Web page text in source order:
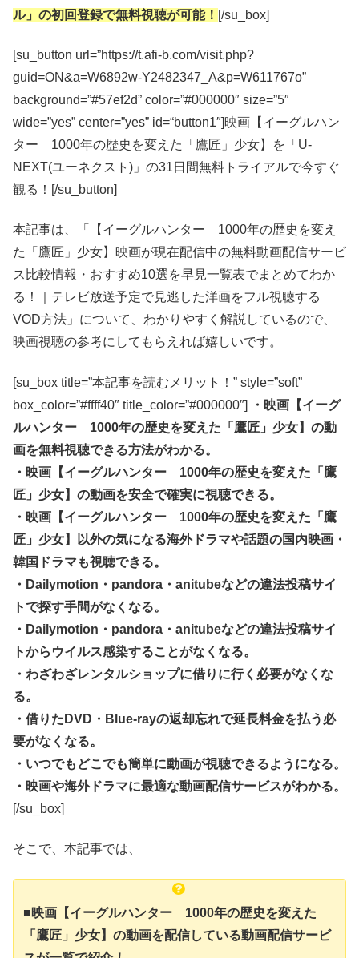
ル」の初回登録で無料視聴が可能！ [/su_box]
[su_button url=”https://t.afi-b.com/visit.php?
guid=ON&a=W6892w-Y2482347_A&p=W611767o”
background=”#57ef2d” color=”#000000″ size=”5″
wide=”yes” center=”yes” id=“button1″]映画【イーグルハン
ター 1000年の歴史を変えた「鷹匠」少女】を「U-
NEXT(ユーネクスト)」の31日間無料トライアルで今すぐ
観る！[/su_button]
本記事は、「【イーグルハンター 1000年の歴史を変え
た「鷹匠」少女】映画が現在配信中の無料動画配信サービ
ス比較情報・おすすめ10選を早見一覧表でまとめてわか
る！｜テレビ放送予定で見逃した洋画をフル視聴する
VOD方法」について、わかりやすく解説しているので、
映画視聴の参考にしてもらえれば嬉しいです。
[su_box title=”本記事を読むメリット！” style=”soft”
box_color=”#ffff40″ title_color=”#000000″]
・映画【イーグ
ルハンター 1000年の歴史を変えた「鷹匠」少女】の動
画を無料視聴できる方法がわかる。
・映画【イーグルハンター 1000年の歴史を変えた「鷹
匠」少女】の動画を安全で確実に視聴できる。
・映画【イーグルハンター 1000年の歴史を変えた「鷹
匠」少女】以外の気になる海外ドラマや話題の国内映画・
韓国ドラマも視聴できる。
・Dailymotion・pandora・anitubeなどの違法投稿サイ
トで探す手間がなくなる。
・Dailymotion・pandora・anitubeなどの違法投稿サイ
トからウイルス感染することがなくなる。
・わざわざレンタルショップに借りに行く必要がなくな
る。
・借りたDVD・Blue-rayの返却忘れで延長料金を払う必
要がなくなる。
・いつでもどこでも簡単に動画が視聴できるようになる。
・映画や海外ドラマに最適な動画配信サービスがわかる。
[/su_box]
そこで、本記事では、
■映画【イーグルハンター 1000年の歴史を変えた
「鷹匠」少女】の動画を配信している動画配信サービ